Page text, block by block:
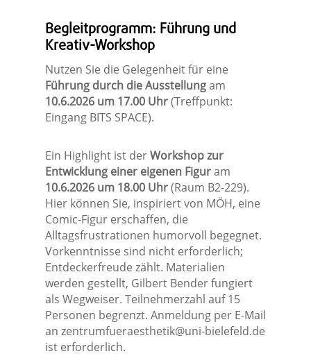
Begleitprogramm: Führung und
Kreativ-Workshop
Nutzen Sie die Gelegenheit für eine
Führung durch die Ausstellungam
10.6.2026 um 17.00 Uhr(Treffpunkt:
Eingang BITS SPACE).
Ein Highlight ist derWorkshop zur
Entwicklung einer eigenen Figuram
10.6.2026 um 18.00 Uhr(Raum B2-229).
Hier können Sie, inspiriert von MÖH, eine
Comic-Figur erschaffen, die
Alltagsfrustrationen humorvoll begegnet.
Vorkenntnisse sind nicht erforderlich;
Entdeckerfreude zählt. Materialien
werden gestellt, Gilbert Bender fungiert
als Wegweiser. Teilnehmerzahl auf 15
Personen begrenzt. Anmeldung per E-Mail
an zentrumfueraesthetik@uni-bielefeld.de
ist erforderlich.